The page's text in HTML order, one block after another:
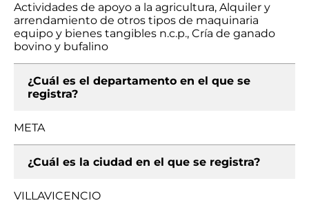
Actividades de apoyo a la agricultura, Alquiler y
arrendamiento de otros tipos de maquinaria
equipo y bienes tangibles n.c.p., Cría de ganado
bovino y bufalino
¿Cuál es el departamento en el que se
registra?
META
¿Cuál es la ciudad en el que se registra?
VILLAVICENCIO